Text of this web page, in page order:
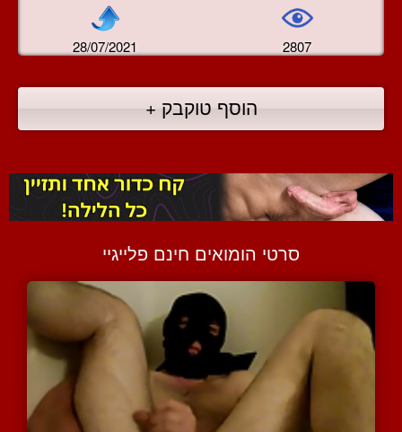
28/07/2021 2807
הוסף טוקבק +
סרטי הומואים חינם פלייגיי